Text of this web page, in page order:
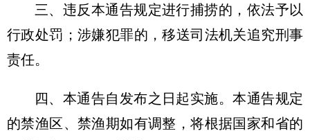
三、违反本通告规定进行捕捞的，依法予以
行政处罚；涉嫌犯罪的，移送司法机关追究刑事
责任。
四、本通告自发布之日起实施。本通告规定
的禁渔区、禁渔期如有调整，将根据国家和省的